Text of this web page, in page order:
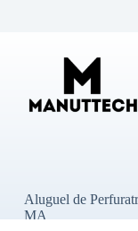
Aluguel de
MA